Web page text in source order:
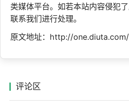
类媒体平台。如若本站内容侵犯
联系我们进行处理。
原文地址：http://
评论区